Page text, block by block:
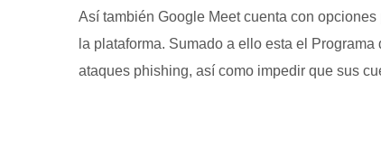
Así también Google Meet cuenta con
la plataforma. Sumado a ello esta el
ataques phishing, así como impedir que sus